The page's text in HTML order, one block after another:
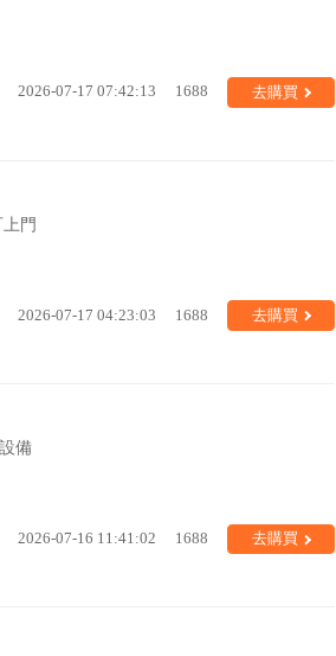
2026-07-17 07:42:13 1688 去購買
門
2026-07-17 04:23:03 1688 去購買
備
2026-07-16 11:41:02 1688 去購買